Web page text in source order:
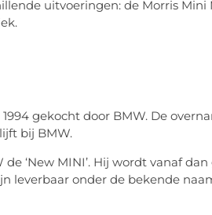
uitvoeringen: de Morris
gekocht door BMW. De
bij BMW.
de ‘New MINI’. Hij wordt vanaf
leverbaar onder de bekende